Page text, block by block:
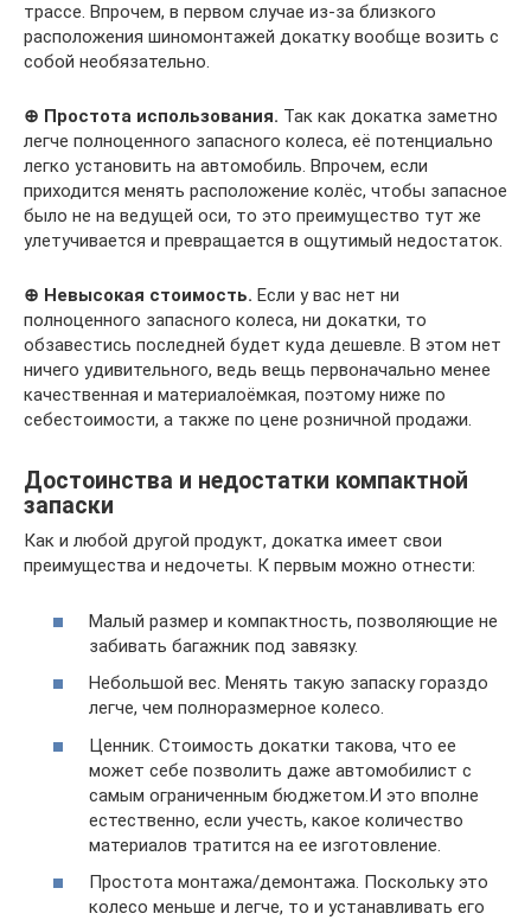
трассе. Впрочем, в первом случае из-за близкого
расположения шиномонтажей докатку вообще возить с
собой необязательно.
⊕ Простота использования. Так как докатка заметно
легче полноценного запасного колеса, её потенциально
легко установить на автомобиль. Впрочем, если
приходится менять расположение колёс, чтобы запасное
было не на ведущей оси, то это преимущество тут же
улетучивается и превращается в ощутимый недостаток.
⊕ Невысокая стоимость. Если у вас нет ни
полноценного запасного колеса, ни докатки, то
обзавестись последней будет куда дешевле. В этом нет
ничего удивительного, ведь вещь первоначально менее
качественная и материалоёмкая, поэтому ниже по
себестоимости, а также по цене розничной продажи.
Достоинства и недостатки компактной
запаски
Как и любой другой продукт, докатка имеет свои
преимущества и недочеты. К первым можно отнести:
Малый размер и компактность, позволяющие не
забивать багажник под завязку.
Небольшой вес. Менять такую запаску гораздо
легче, чем полноразмерное колесо.
Ценник. Стоимость докатки такова, что ее
может себе позволить даже автомобилист с
самым ограниченным бюджетом.И это вполне
естественно, если учесть, какое количество
материалов тратится на ее изготовление.
Простота монтажа/демонтажа. Поскольку это
колесо меньше и легче, то и устанавливать его